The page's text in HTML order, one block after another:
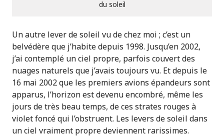
du soleil
Un autre lever de soleil vu de chez moi ; c’est un
belvédère que j’habite depuis 1998. Jusqu’en 2002,
j’ai contemplé un ciel propre, parfois couvert des
nuages naturels que j’avais toujours vu. Et depuis le
16 mai 2002 que les premiers avions épandeurs sont
apparus, l’horizon est devenu encombré, même les
jours de très beau temps, de ces strates rouges à
violet foncé qui l’obstruent. Les levers de soleil dans
un ciel vraiment propre deviennent rarissimes.